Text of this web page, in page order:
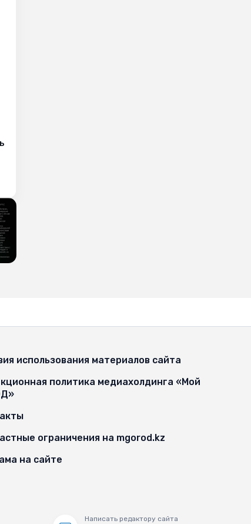
использования материалов сайта
политика медиахолдинга «Мой
ограничения на mgorod.kz
на сайте
Написать редактору сайта